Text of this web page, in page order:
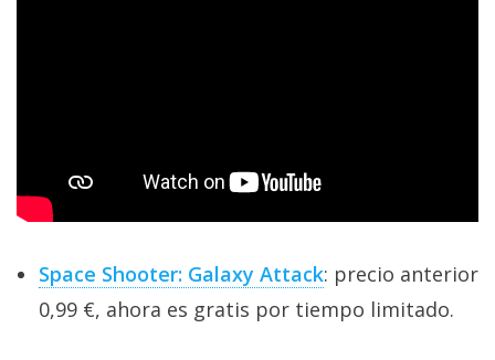
Algunos
derechos
reservados.
Space Shooter: Galaxy Attack: precio anterior
0,99 €, ahora es gratis por tiempo limitado.